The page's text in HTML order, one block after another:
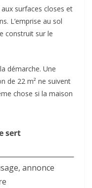
surfaces closes et
L’emprise au sol
construit sur le
démarche. Une
de 22 m² ne suivent
chose si la maison
sert
annonce